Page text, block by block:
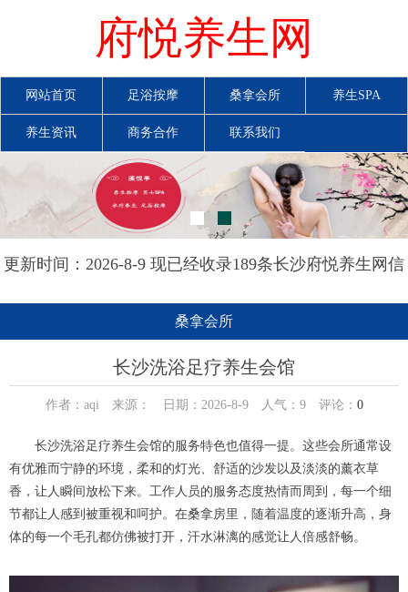
府悦养生网
网站首页 足浴按摩 桑拿会所 养生SPA
养生资讯 商务合作 联系我们
更新时间：2026-8-9 现已经收录189条长沙府悦养生网信
桑拿会所
长沙洗浴足疗养生会馆
作者：aqi 来源： 日期：2026-8-9 人气： 9评论： 0
长沙洗浴足疗养生会馆的服务特色也值得一提。这些会所通常设
有优雅而宁静的环境，柔和的灯光、舒适的沙发以及淡淡的薰衣草
香，让人瞬间放松下来。工作人员的服务态度热情而周到，每一个细
节都让人感到被重视和呵护。在桑拿房里，随着温度的逐渐升高，身
体的每一个毛孔都仿佛被打开，汗水淋漓的感觉让人倍感舒畅。